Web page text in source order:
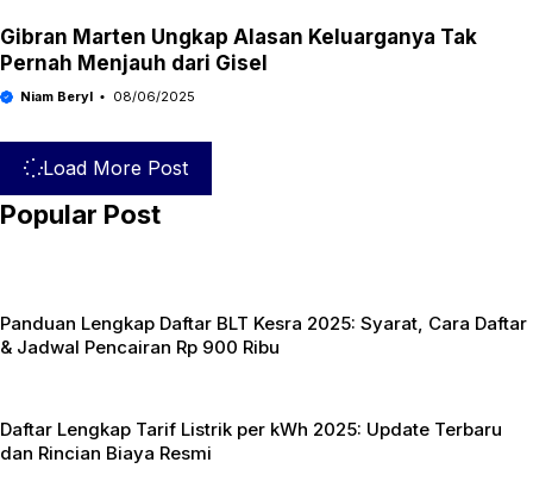
Gibran Marten Ungkap Alasan Keluarganya Tak
Pernah Menjauh dari Gisel
Niam Beryl 08/06/2025
Load More Post
Popular Post
Panduan Lengkap Daftar BLT Kesra 2025: Syarat, Cara Daftar
& Jadwal Pencairan Rp 900 Ribu
Daftar Lengkap Tarif Listrik per kWh 2025: Update Terbaru
dan Rincian Biaya Resmi